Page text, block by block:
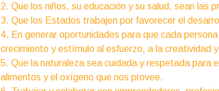
2. Que los niños, su educación y su salud, sean
3. Que los Estados trabajen por favorecer el
4. En generar oportunidades para que cada
crecimiento y estímulo al esfuerzo, a la creatividad
5. Que la naturaleza sea cuidada y respetada para
alimentos y el oxígeno que nos provee.